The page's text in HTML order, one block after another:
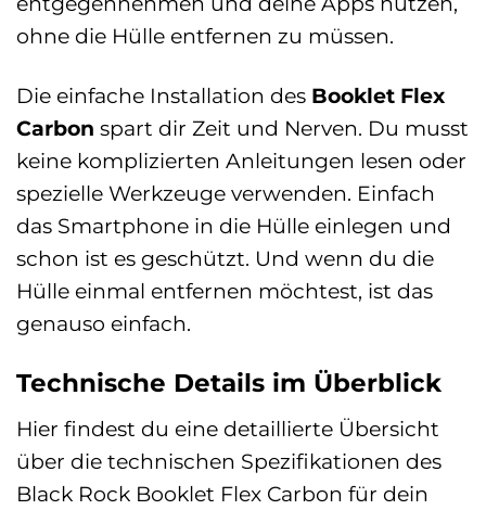
ohne die Hülle entfernen zu müssen.
Die einfache Installation des Booklet Flex
Carbon spart dir Zeit und Nerven. Du musst
keine komplizierten Anleitungen lesen oder
spezielle Werkzeuge verwenden. Einfach
das Smartphone in die Hülle einlegen und
schon ist es geschützt. Und wenn du die
Hülle einmal entfernen möchtest, ist das
genauso einfach.
Technische Details im Überblick
Hier findest du eine detaillierte Übersicht
über die technischen Spezifikationen des
Black Rock Booklet Flex Carbon für dein